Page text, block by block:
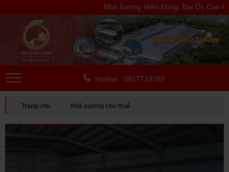
Nhà Xưởng Miền Đông, Địa Ốc Cao Phát
Hotline: 0917719789
Trang chủ Nhà xưởng cho thuê
CHO THUÊ NGOÀI KCN Bình Dương